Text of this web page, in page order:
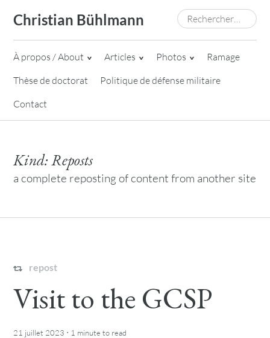
content
Christian Bühlmann Rechercher :
À propos / About Articles Photos
Ramage
Thèse de doctorat
Politique de défense militaire
Contact
Kind:Reposts
a complete reposting of content from another site
repost
Visit to the GCSP
21 juillet 2023 · 1 minute to read